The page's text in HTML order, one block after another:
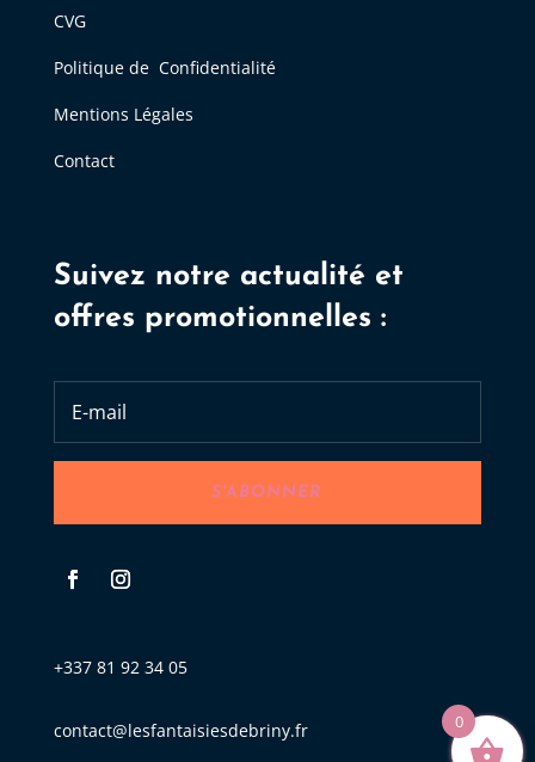
CVG
Politique de Confidentialité
Mentions Légales
Contact
Suivez notre actualité et
offres promotionnelles :
S'ABONNER
+337 81 92 34 05
contact@lesfantaisiesdebriny.fr 0